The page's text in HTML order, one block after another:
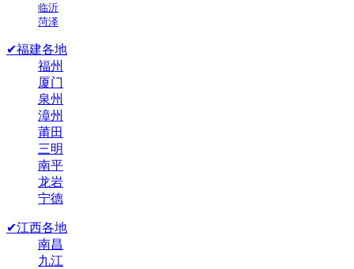
临沂
菏泽
✔福建各地
福州
厦门
泉州
漳州
莆田
三明
南平
龙岩
宁德
✔江西各地
南昌
九江